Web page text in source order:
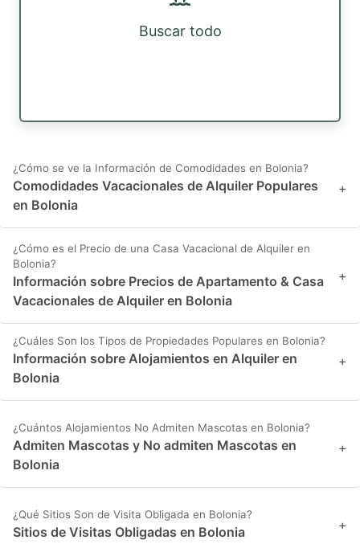
Buscar todo
¿Cómo se ve la Información de Comodidades en Bolonia?
Comodidades Vacacionales de Alquiler Populares
en Bolonia
+
¿Cómo es el Precio de una Casa Vacacional de Alquiler en
Bolonia?
Información sobre Precios de Apartamento & Casa
Vacacionales de Alquiler en Bolonia
+
¿Cuáles Son los Tipos de Propiedades Populares en Bolonia?
Información sobre Alojamientos en Alquiler en
Bolonia
+
¿Cuántos Alojamientos No Admiten Mascotas en Bolonia?
Admiten Mascotas y No admiten Mascotas en
Bolonia
+
¿Qué Sitios Son de Visita Obligada en Bolonia?
Sitios de Visitas Obligadas en Bolonia +